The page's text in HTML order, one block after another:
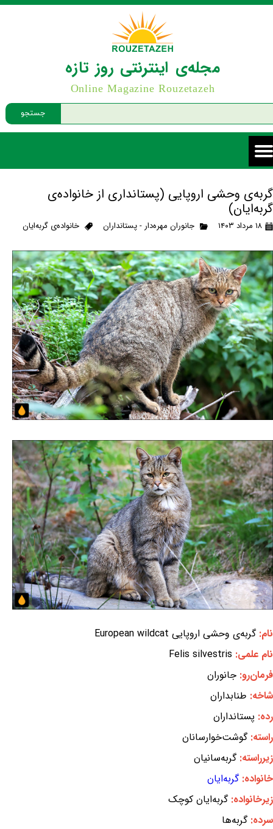
جستجو
مجله‌ی اینترنتی روز تازه
Online Magazine Rouzetazeh
گربه‌ی وحشی اروپایی (پستانداری از خانواده‌ی
گربه‌ایان)
۱۸ مرداد ۱۴۰۳ جانوران مهره‌دار - پستانداران خانواده‌ی گربه‌ایان
نام:گربه‌ی وحشی اروپایی European wildcat
نام علمی: Felis silvestris
فرمان‌رو: جانوران
شاخه: طنابداران
رده: پستانداران
راسته:گوشت‌خوارسانان
زیرراسته:گربه‌سانیان
خانواده:گربه‌ایان
زیرخانواده:گربه‌ایان کوچک
سرده:گربه‌ها